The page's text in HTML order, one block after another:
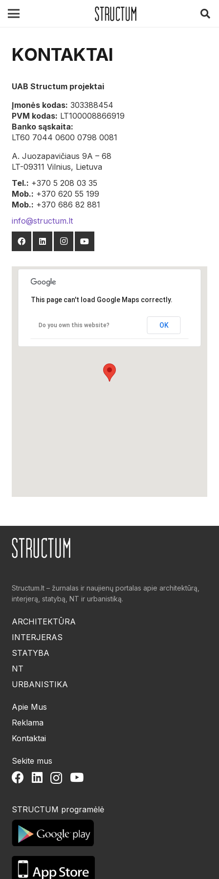
KONTAKTAI
UAB Structum projektai
Įmonės kodas: 303388454
PVM kodas: LT100008866919
Banko sąskaita:
LT60 7044 0600 0798 0081
A. Juozapavičiaus 9A – 68
LT-09311 Vilnius, Lietuva
Tel.: +370 5 208 03 35
Mob.: +370 620 55 199
Mob.: +370 686 82 881
info@structum.lt
This page can't load Google Maps correctly.
Do you own this website? OK
Structum.lt – žurnalas ir naujienų portalas apie architektūrą,
interjerą, statybą, NT ir urbanistiką.
ARCHITEKTŪRA
INTERJERAS
STATYBA
NT
URBANISTIKA
Apie Mus
Reklama
Kontaktai
Sekite mus
STRUCTUM programėlė